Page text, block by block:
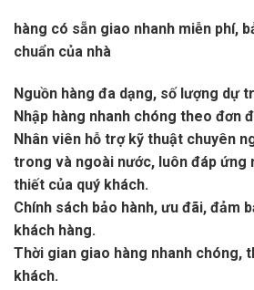
hàng có sẵn giao nhanh miễn phí,
chuẩn của nhà
Nguồn hàng đa dạng, số lượng dự
Nhập hàng nhanh chóng theo đơn
Nhân viên hỗ trợ kỹ thuật chuyên
trong và ngoài nước, luôn đáp ứng
thiết của quý khách.
Chính sách bảo hành, ưu đãi, đảm
khách hàng.
Thời gian giao hàng nhanh chóng,
khách.